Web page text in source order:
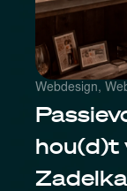
Webdesign,
hou(d)t